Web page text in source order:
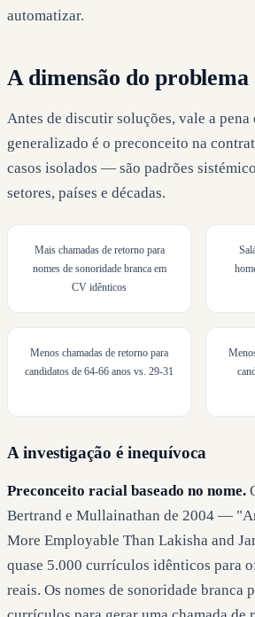
automatizar.
A dimensão do problema
Antes de discutir soluções, vale a pena
generalizado é o preconceito na
casos isolados — são padrões
setores, países e décadas.
Mais chamadas de retorno para
nomes de sonoridade branca em
CV idênticos
Menos chamadas de retorno para
candidatos de 64-66 anos vs. 29-31
A investigação é inequívoca
Preconceito racial baseado no nome.
Bertrand e Mullainathan de 2004 —
More Employable Than Lakisha and
quase 5.000 currículos idênticos para
reais. Os nomes de sonoridade branca